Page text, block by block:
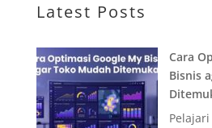
Latest Posts
Cara
Bisnis